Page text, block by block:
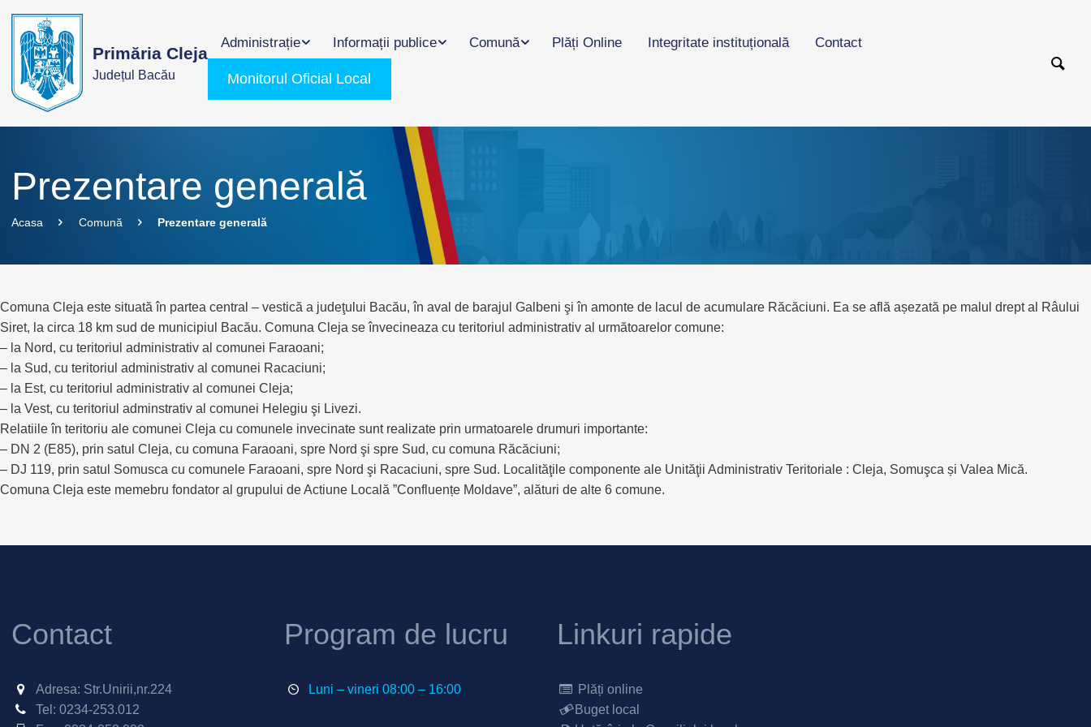
Primăria Cleja
Județul Bacău
Administrație Informații publice Comună Plăți Online Integritate instituțională Contact
Monitorul Oficial Local
Prezentare generală
Acasa Comună Prezentare generală
Comuna Cleja este situată în partea central – vestică a judeţului Bacău, în aval de barajul Galbeni şi în amonte de lacul de acumulare Răcăciuni. Ea se află așezată pe malul drept al Râului
Siret, la circa 18 km sud de municipiul Bacău. Comuna Cleja se învecineaza cu teritoriul administrativ al următoarelor comune:
– la Nord, cu teritoriul administrativ al comunei Faraoani;
– la Sud, cu teritoriul administrativ al comunei Racaciuni;
– la Est, cu teritoriul administrativ al comunei Cleja;
– la Vest, cu teritoriul adminstrativ al comunei Helegiu şi Livezi.
Relatiile în teritoriu ale comunei Cleja cu comunele invecinate sunt realizate prin urmatoarele drumuri importante:
– DN 2 (E85), prin satul Cleja, cu comuna Faraoani, spre Nord şi spre Sud, cu comuna Răcăciuni;
– DJ 119, prin satul Somusca cu comunele Faraoani, spre Nord şi Racaciuni, spre Sud. Localităţile componente ale Unităţii Administrativ Teritoriale : Cleja, Somuşca și Valea Mică.
Comuna Cleja este memebru fondator al grupului de Actiune Locală ”Confluențe Moldave”, alături de alte 6 comune.
Contact
Adresa: Str.Unirii,nr.224
Tel: 0234-253.012
Program de lucru
Luni – vineri 08:00 – 16:00
Linkuri rapide
Plăți online
Buget local